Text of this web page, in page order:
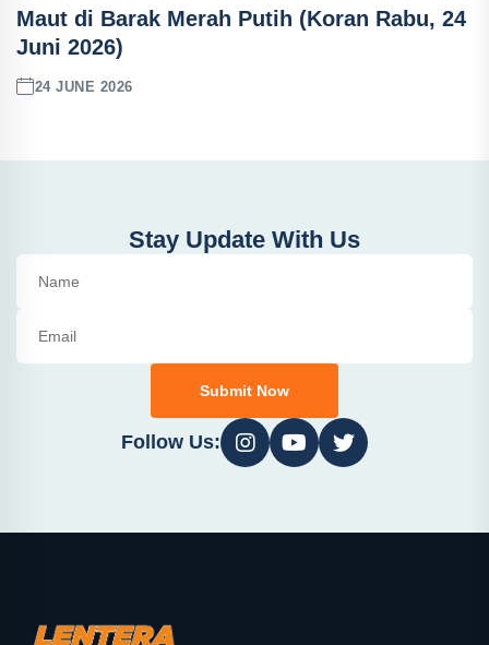
Maut di Barak Merah Putih (Koran Rabu, 24
Juni 2026)
24 JUNE 2026
Stay Update With Us
Submit Now
Follow Us: